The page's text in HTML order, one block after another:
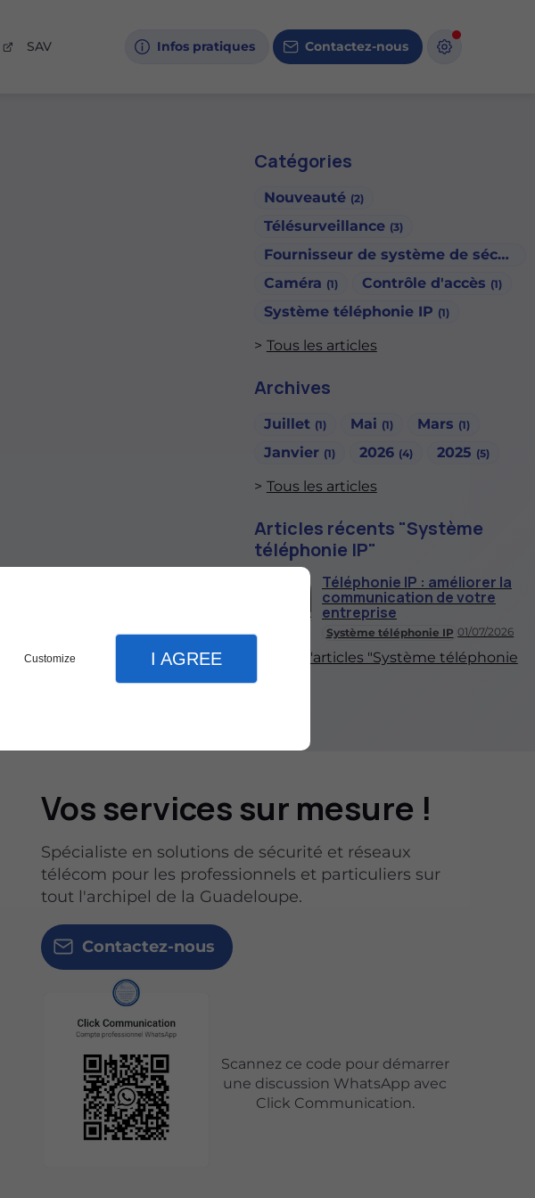
Customize I AGREE
SAV Infos pratiques Contactez-nous
Catégories
Nouveauté (2)
Télésurveillance (3)
Fournisseur de système de sécurité
Caméra (1) Contrôle d'accès (1)
Système téléphonie IP (1)
Tous les articles
Archives
Juillet (1) Mai (1) Mars (1)
Janvier (1) 2026 (4) 2025 (5)
Tous les articles
Articles récents "Système
téléphonie IP"
Système téléphonie IP 01/07/2026
Téléphonie IP : améliorer la
communication de votre
entreprise
Plus d'articles "Système téléphonie
IP"
Vos services sur mesure !
Spécialiste en solutions de sécurité et réseaux
télécom pour les professionnels et particuliers sur
tout l'archipel de la Guadeloupe.
Contactez-nous
Scannez ce code pour démarrer
une discussion WhatsApp avec
Click Communication.